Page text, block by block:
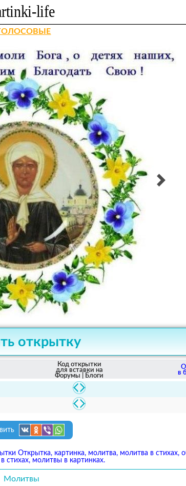
открытку
Код открытки
для вставки на
Форумы | Блоги
в
Открытка, картинка, молитва, молитва в стихах,
стихах, молитвы в картинках.
Молитвы